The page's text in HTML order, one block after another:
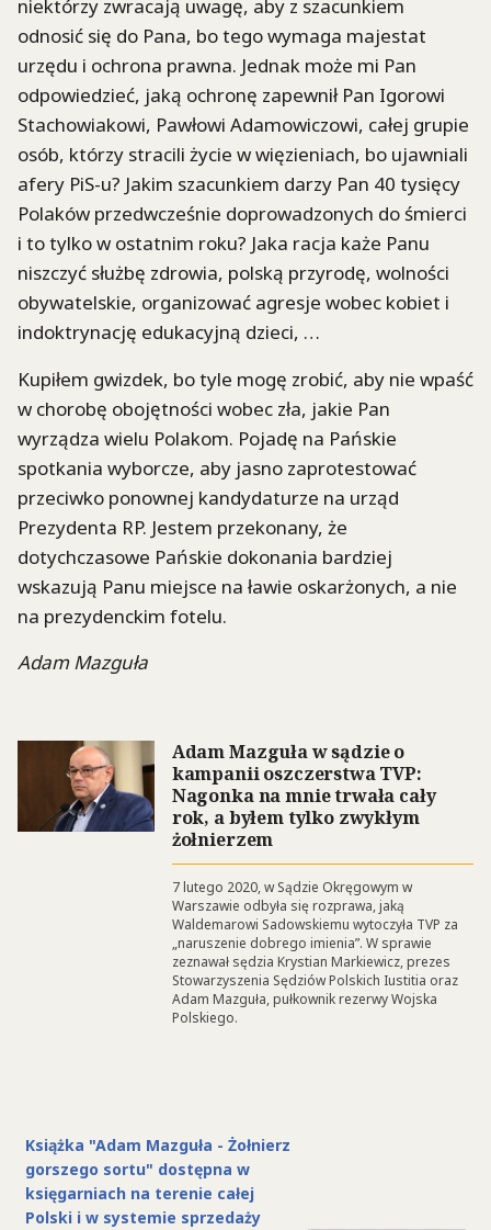
niektórzy zwracają uwagę, aby z szacunkiem
odnosić się do Pana, bo tego wymaga majestat
urzędu i ochrona prawna. Jednak może mi Pan
odpowiedzieć, jaką ochronę zapewnił Pan Igorowi
Stachowiakowi, Pawłowi Adamowiczowi, całej grupie
osób, którzy stracili życie w więzieniach, bo ujawniali
afery PiS-u? Jakim szacunkiem darzy Pan 40 tysięcy
Polaków przedwcześnie doprowadzonych do śmierci
i to tylko w ostatnim roku? Jaka racja każe Panu
niszczyć służbę zdrowia, polską przyrodę, wolności
obywatelskie, organizować agresje wobec kobiet i
indoktrynację edukacyjną dzieci, …
Kupiłem gwizdek, bo tyle mogę zrobić, aby nie wpaść
w chorobę obojętności wobec zła, jakie Pan
wyrządza wielu Polakom. Pojadę na Pańskie
spotkania wyborcze, aby jasno zaprotestować
przeciwko ponownej kandydaturze na urząd
Prezydenta RP. Jestem przekonany, że
dotychczasowe Pańskie dokonania bardziej
wskazują Panu miejsce na ławie oskarżonych, a nie
na prezydenckim fotelu.
Adam Mazguła
Adam Mazguła w sądzie o
kampanii oszczerstwa TVP:
Nagonka na mnie trwała cały
rok, a byłem tylko zwykłym
żołnierzem
7 lutego 2020, w Sądzie Okręgowym w
Warszawie odbyła się rozprawa, jaką
Waldemarowi Sadowskiemu wytoczyła TVP za
„naruszenie dobrego imienia”. W sprawie
zeznawał sędzia Krystian Markiewicz, prezes
Stowarzyszenia Sędziów Polskich Iustitia oraz
Adam Mazguła, pułkownik rezerwy Wojska
Polskiego.
Książka "Adam Mazguła - Żołnierz
gorszego sortu" dostępna w
księgarniach na terenie całej
Polski i w systemie sprzedaży